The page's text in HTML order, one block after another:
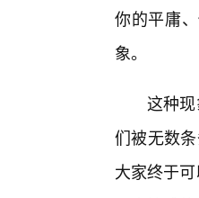
你的平庸
象。
这种
们被无数
大家终于